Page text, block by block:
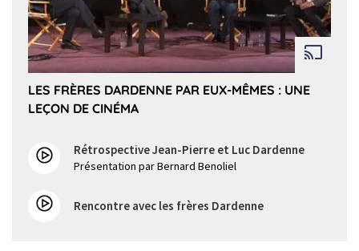
LES FRÈRES DARDENNE PAR EUX-MÊMES : UNE
LEÇON DE CINÉMA
Rétrospective Jean-Pierre et Luc Dardenne
Présentation par Bernard Benoliel
Rencontre avec les frères Dardenne